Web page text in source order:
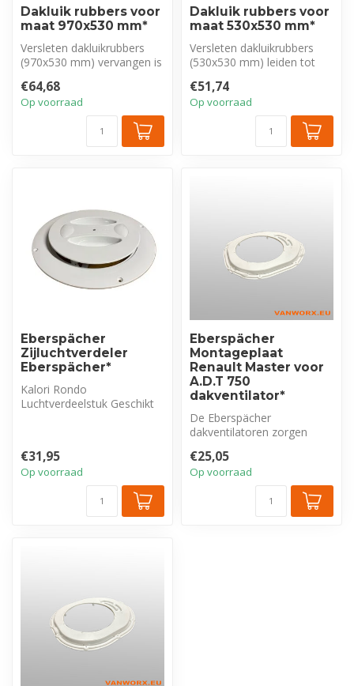
Dakluik rubbers voor
maat 970x530 mm*
Versleten dakluikrubbers
(970x530 mm) vervangen is
t...
€64,68
Op voorraad
Dakluik rubbers voor
maat 530x530 mm*
Versleten dakluikrubbers
(530x530 mm) leiden tot
hoog...
€51,74
Op voorraad
Eberspächer
Zijluchtverdeler
Eberspächer*
Kalori Rondo
Luchtverdeelstuk Geschikt
€31,95
Op voorraad
Eberspächer
Montageplaat
Renault Master voor
A.D.T 750
dakventilator*
De Eberspächer
dakventilatoren zorgen
van het voert...
€25,05
Op voorraad